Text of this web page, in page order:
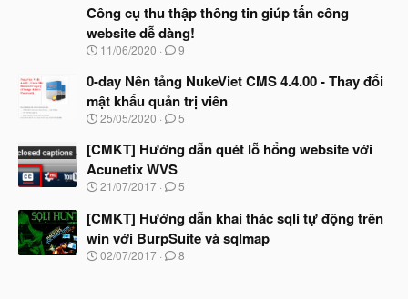
đ
ầ
u
à
y
b
ắ
đ
ầ
u
Công cụ thu thập thông tin giúp tấn công
website dễ dàng!
N
à
b
ắ
đ
ầ
u
11/06/2020 9
0-day Nền tảng NukeViet CMS 4.4.00 - Thay đổi
mật khẩu quản trị viên
N
à
b
ắ
đ
ầ
u
25/05/2020 5
[CMKT] Hướng dẫn quét lỗ hổng website với
Acunetix WVS
N
à
y
b
ắ
21/07/2017 5
[CMKT] Hướng dẫn khai thác sqli tự động trên
win với BurpSuite và sqlmap
N
02/07/2017 8